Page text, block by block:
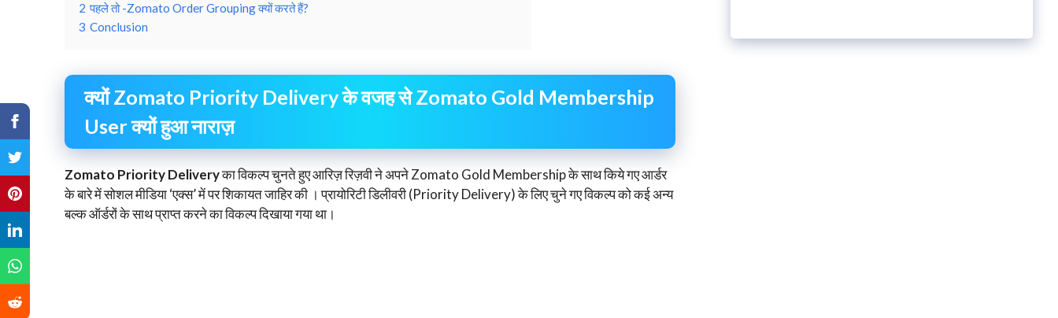
2 पहले तो -Zomato Order Grouping क्यों करते हैं?
3 Conclusion
क्यों Zomato Priority Delivery के वजह से Zomato Gold Membership
User क्यों हुआ नाराज़
Zomato Priority Deliveryका विकल्प चुनते हुए आरिज़ रिज़वी ने अपने Zomato Gold Membership के साथ किये गए आर्डर
के बारे में सोशल मीडिया ‘एक्स’ में पर शिकायत जाहिर की । प्रायोरिटी डिलीवरी (Priority Delivery) के लिए चुने गए विकल्प को कई अन्य
बल्क ऑर्डरों के साथ प्राप्त करने का विकल्प दिखाया गया था।